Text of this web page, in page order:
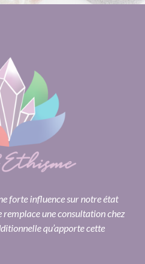
forte influence sur notre état
remplace une consultation chez
qu’apporte cette